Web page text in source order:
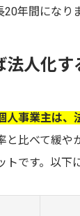
20年間になり
法人化す
人事業主は
と比べて緩
トです。以下